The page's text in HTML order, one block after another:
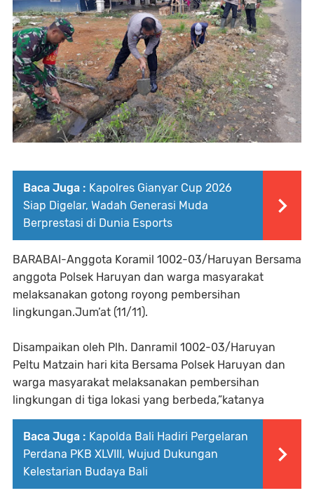
Baca Juga : Kapolres Gianyar Cup 2026
Siap Digelar, Wadah Generasi Muda
Berprestasi di Dunia Esports
BARABAI-Anggota Koramil 1002-03/Haruyan Bersama
anggota Polsek Haruyan dan warga masyarakat
melaksanakan gotong royong pembersihan
lingkungan.Jum’at (11/11).
Disampaikan oleh Plh. Danramil 1002-03/Haruyan
Peltu Matzain hari kita Bersama Polsek Haruyan dan
warga masyarakat melaksanakan pembersihan
lingkungan di tiga lokasi yang berbeda,”katanya
Baca Juga : Kapolda Bali Hadiri Pergelaran
Perdana PKB XLVIII, Wujud Dukungan
Kelestarian Budaya Bali